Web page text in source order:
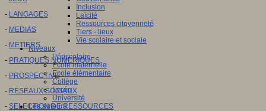
Inclusion
Laïcité
Ressources citoyenneté
Tiers - lieux
Vie scolaire et sociale
Niveaux
Périscolaire
Ecole maternelle
Ecole élémentaire
Collège
Lycée
Université
Les auteurs
- LANGAGES
- MEDIAS
- METIERS
- PRATIQUES NUMERIQUES
- PROSPECTIVE
- RESEAUX SOCIAUX
- SELECTION DE RESSOURCES